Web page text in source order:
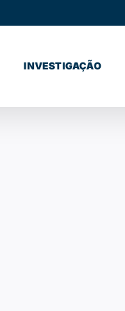
INVESTIGAÇÃO